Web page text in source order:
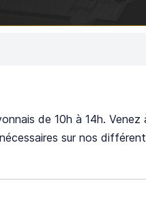
de 10h à 14h.
sur nos